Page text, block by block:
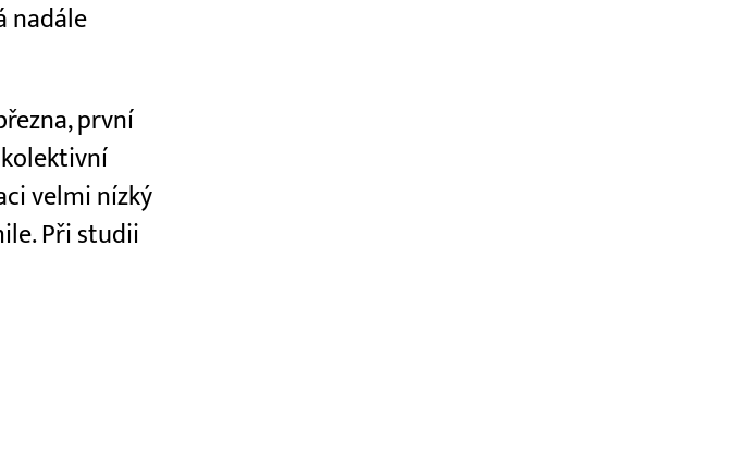
nadále
první
kolektivní
velmi nízký
Při studii